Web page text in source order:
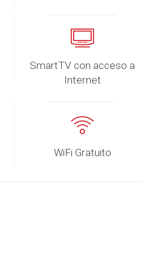
SmartTV con acceso a
Internet
WiFi Gratuito